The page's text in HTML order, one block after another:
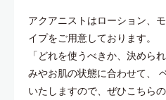
アクアニストはローション、
イプをご用意しております。
「どれを使うべきか、決めら
みやお肌の状態に合わせて、
いたしますので、ぜひこちら